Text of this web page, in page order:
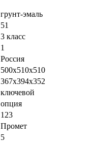
грунт-эмаль
51
3 класс
1
Россия
500x510x510
367x394x352
ключевой
опция
123
Промет
5